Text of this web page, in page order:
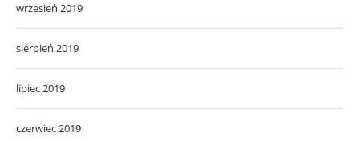
wrzesień 2019
sierpień 2019
lipiec 2019
czerwiec 2019